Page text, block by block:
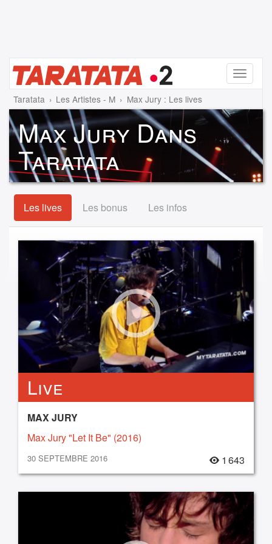
Menu
Taratata Les Artistes - M Max Jury : Les lives
Max Jury Dans
Taratata
Les lives Les bonus Les infos
Live
MAX JURY
Max Jury "Let It Be" (2016)
30 SEPTEMBRE 2016 1 643